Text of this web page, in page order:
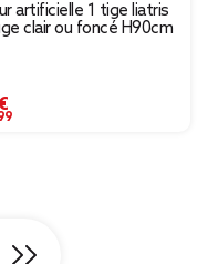
artificielle 1 tige liatris
clair ou foncé H90cm
€